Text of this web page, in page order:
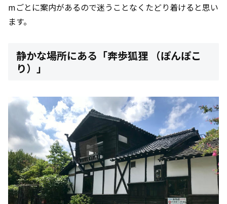
mごとに案内があるので迷うことなくたどり着けると思い
ます。
静かな場所にある「奔歩狐狸 （ぽんぽこ
り）」